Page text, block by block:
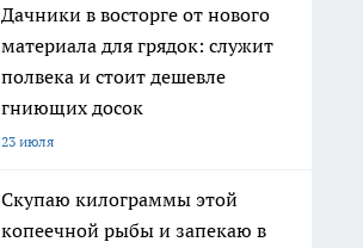
Дачники в восторге от нового
материала для грядок: служит
полвека и стоит дешевле
гниющих досок
23 июля
Скупаю килограммы этой
копеечной рыбы и запекаю в